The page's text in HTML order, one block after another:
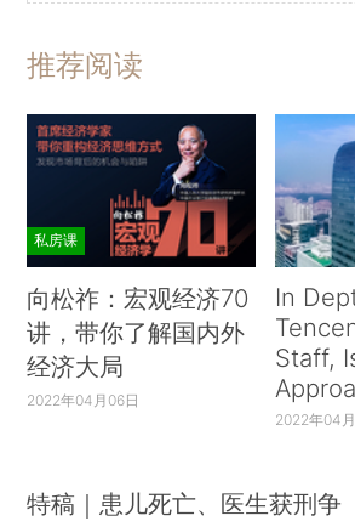
推荐阅读
私房课
向松祚：宏观经济70
讲，带你了解国内外
经济大局
2022年04月06日
In
Staff,
2022年04
特稿｜患儿死亡、医生获刑争